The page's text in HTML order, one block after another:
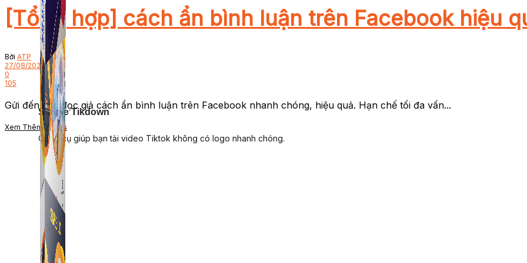
Simple Tikdown
Công cụ giúp bạn tải video Tiktok không có logo nhanh chóng.
[Tổng hợp] cách ẩn bình luận trên Facebook hiệu
Bởi ATP
27/08/2021
0
105
Gửi đến các đọc giả cách ẩn bình luận trên Facebook nhanh chóng, hiệu quả. Hạn chế tối đa vấn...
Xem ThêmDetails